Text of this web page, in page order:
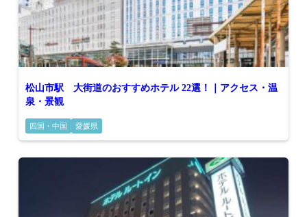
松山市駅 大街道のおすすめホテル 22選！｜アクセス・温
泉・景観
四国・中国 愛媛県